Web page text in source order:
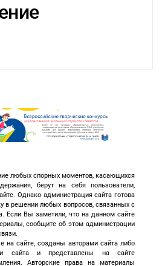
любых спорных моментов, касающихся
берут на себя пользователи,
Однако администрация сайта готова
в решении любых вопросов, связанных с
Если Вы заметили, что на данном сайте
сообщите об этом администрации
сайте, созданы авторами сайта либо
сайта и представлены на сайте
Авторские права на материалы